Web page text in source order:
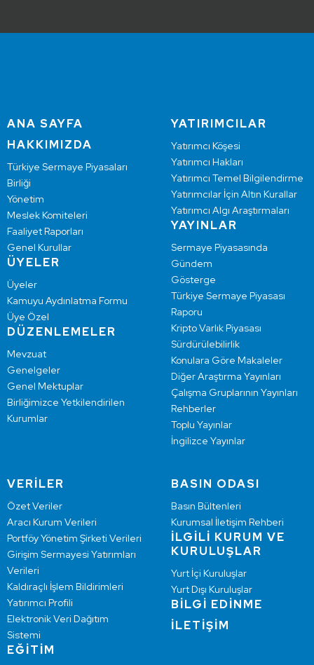
ANA SAYFA
HAKKIMIZDA
Türkiye Sermaye Piyasaları
Birliği
Yönetim
Meslek Komiteleri
Faaliyet Raporları
Genel Kurullar
ÜYELER
Üyeler
Kamuyu Aydınlatma Formu
Üye Özel
DÜZENLEMELER
Mevzuat
Genelgeler
Genel Mektuplar
Birliğimizce Yetkilendirilen
Kurumlar
YATIRIMCILAR
Yatırımcı Köşesi
Yatırımcı Hakları
Yatırımcı Temel Bilgilendirme
Yatırımcılar İçin Altın Kurallar
Yatırımcı Algı Araştırmaları
YAYINLAR
Sermaye Piyasasında
Gündem
Gösterge
Türkiye Sermaye Piyasası
Raporu
Kripto Varlık Piyasası
Sürdürülebilirlik
Konulara Göre Makaleler
Diğer Araştırma Yayınları
Çalışma Gruplarının Yayınları
Rehberler
Toplu Yayınlar
İngilizce Yayınlar
VERİLER
Özet Veriler
Aracı Kurum Verileri
Portföy Yönetim Şirketi Verileri
Girişim Sermayesi Yatırımları
Verileri
Kaldıraçlı İşlem Bildirimleri
Yatırımcı Profili
Elektronik Veri Dağıtım
Sistemi
EĞİTİM
BASIN ODASI
Basın Bültenleri
Kurumsal İletişim Rehberi
İLGİLİ KURUM VE
KURULUŞLAR
Yurt İçi Kuruluşlar
Yurt Dışı Kuruluşlar
BİLGİ EDİNME
İLETİŞİM